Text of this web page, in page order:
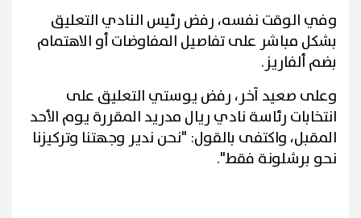
وفي الوقت نفسه، رفض رئيس النادي التعليق
بشكل مباشر على تفاصيل المفاوضات أو الاهتمام
بضم ألفاريز.
وعلى صعيد آخر، رفض يوستي التعليق على
انتخابات رئاسة نادي ريال مدريد المقررة يوم الأحد
المقبل، واكتفى بالقول: "نحن ندير وجهتنا وتركيزنا
نحو برشلونة فقط".